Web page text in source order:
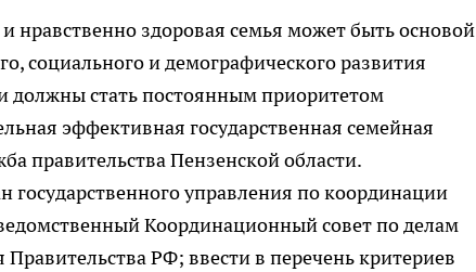
нравственно здоровая семья может быть основой
социального и демографического развития
должны стать постоянным приоритетом
эффективная государственная семейная
правительства Пензенской области.
государственного управления по координации
Координационный совет по делам
РФ; ввести в перечень критериев